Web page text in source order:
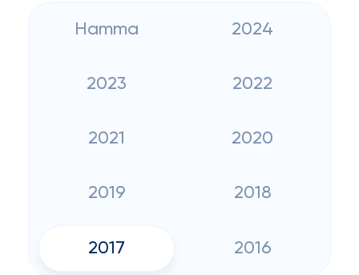
Hamma 2024
2023 2022
2021 2020
2019 2018
2017 2016